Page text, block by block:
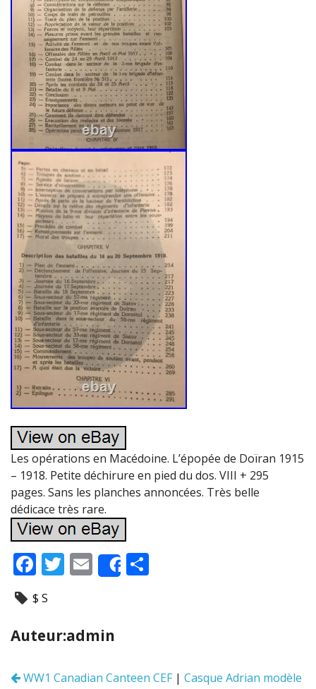
Les opérations en Macédoine. L’épopée de Doïran 1915
– 1918. Petite déchirure en pied du dos. VIII + 295
pages. Sans les planches annoncées. Très belle
dédicace très rare.
F
ac
e
b
o
T
er
E
m
l
Share
$ S
Auteur:admin
Navigation
WW1 Canadian Canteen CEF| Casque Adrian modèle